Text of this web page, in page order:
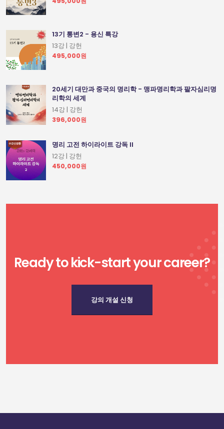
13기 통변2 - 용신 특강
13강 | 강헌
495,000원
20세기 대만과 중국의 명리학 - 맹파명리학과 팔자심리명
리학의 세계
14강 | 강헌
396,000원
명리 고전 하이라이트 강독 II
12강 | 강헌
450,000원
Ready to kick-start your career?
강의 개설 신청